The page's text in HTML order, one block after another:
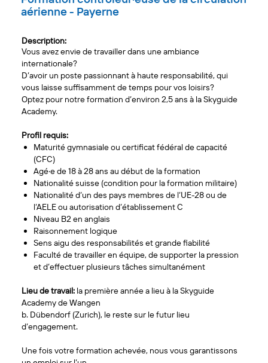
aérienne - Payerne
Description:
Vous avez envie de travailler dans une ambiance
internationale?
D’avoir un poste passionnant à haute responsabilité, qui
vous laisse suffisamment de temps pour vos loisirs?
Optez pour notre formation d’environ 2,5 ans à la Skyguide
Academy.
Profil requis:
Maturité gymnasiale ou certificat fédéral de capacité
(CFC)
Agé·e de 18 à 28 ans au début de la formation
Nationalité suisse (condition pour la formation militaire)
Nationalité d’un des pays membres de l’UE-28 ou de
l’AELE ou autorisation d’établissement C
Niveau B2 en anglais
Raisonnement logique
Sens aigu des responsabilités et grande fiabilité
Faculté de travailler en équipe, de supporter la pression
et d’effectuer plusieurs tâches simultanément
Lieu de travail: la première année a lieu à la Skyguide
Academy de Wangen
b. Dübendorf (Zurich), le reste sur le futur lieu
d’engagement.
Une fois votre formation achevée, nous vous garantissons